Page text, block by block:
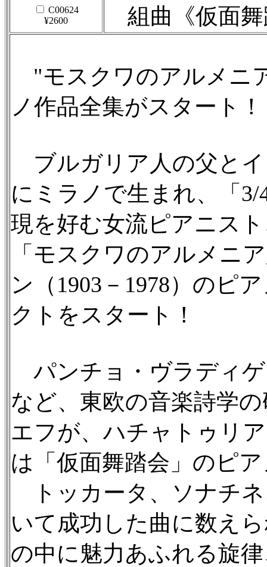
組曲《仮面舞
C00624
¥2600
"モスクワのアルメニ
ノ作品全集がスタート！
ブルガリア人の父と
にミラノで生まれ、「
現を好む女流ピアニス
「モスクワのアルメニ
ン（1903－1978）のピ
クトをスタート！
パンチョ・ヴラディ
など、東欧の音楽詩学
エフが、ハチャトゥリ
は「仮面舞踏会」のピ
トッカータ、ソナチネ
いて成功した曲に数え
の中に魅力あふれる旋